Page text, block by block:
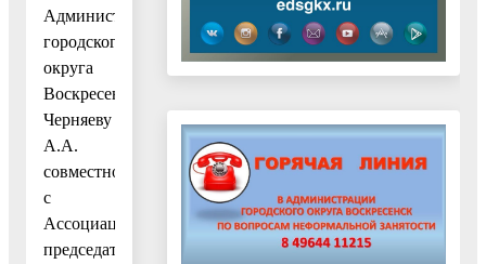
Администрации
городского
округа
Воскресенск
Черняеву
А.А.
совместно
с
Ассоциацией
председателей